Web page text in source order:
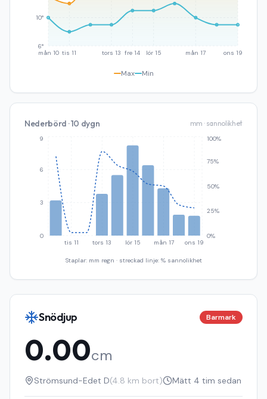
mån 10 tis 11 tors 13 fre 14 lör 15 mån 17 ons 19
6°
10°
Max Min
Nederbörd · 10 dygn mm · sannolikhet
tis 11 tors 13 lör 15 mån 17 ons 19
0
3
6
9
0%
25%
50%
75%
100%
Staplar: mm regn · streckad linje: % sannolikhet
Snödjup Barmark
0.00cm
Strömsund-Edet D(4.8 km bort) Mätt 4 tim sedan